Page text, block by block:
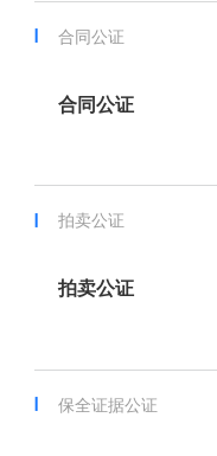
合同公证
合同公证
拍卖公证
拍卖公证
保全证据公证